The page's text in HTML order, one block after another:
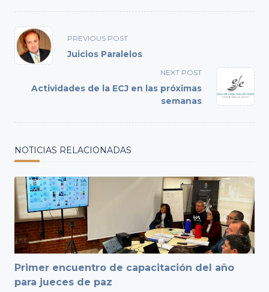
<span
class="nav-
subtitle
reader-
PREVIOUS POST
Juicios Paralelos
NEXT POST
Actividades de la ECJ en las próximas
semanas
NOTICIAS RELACIONADAS
Primer encuentro de capacitación del año
para jueces de paz